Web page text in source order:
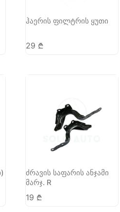
ჰაერის ფილტრის ყუთი
29 ₾
ძრავის საფარის ანჯამი
მარჯ. R
19 ₾